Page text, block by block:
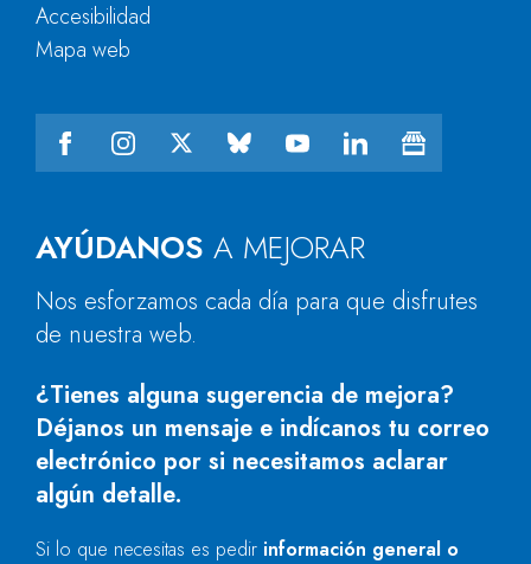
AYÚDANOS A MEJORAR
Nos esforzamos cada día para que disfrutes
de nuestra web.
¿Tienes alguna sugerencia de mejora?
Déjanos un mensaje e indícanos tu correo
electrónico por si necesitamos aclarar
algún detalle.
Si lo que necesitas es pedir información general o
Accesibilidad
Mapa web